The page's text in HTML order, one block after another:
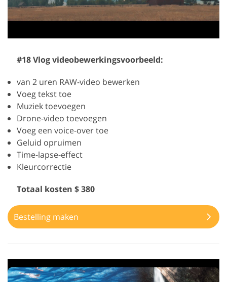
#18 Vlog videobewerkingsvoorbeeld:
van 2 uren RAW-video bewerken
Voeg tekst toe
Muziek toevoegen
Drone-video toevoegen
Voeg een voice-over toe
Geluid opruimen
Time-lapse-effect
Kleurcorrectie
Totaal kosten $ 380
Bestelling maken